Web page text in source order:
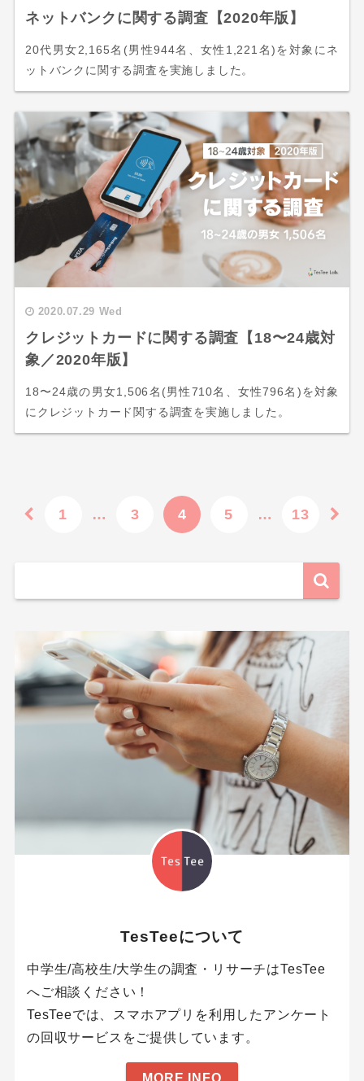
ネットバンクに関する調査【2020年版】
20代男女2,165名(男性944名、女性1,221名)を対象にネ
ットバンクに関する調査を実施しました。
2020.07.29 Wed
クレジットカードに関する調査【18〜24歳対
象／2020年版】
18〜24歳の男女1,506名(男性710名、女性796名)を対象
にクレジットカード関する調査を実施しました。
1 … 3 4 5 … 13
TesTeeについて
中学生/高校生/大学生の調査・リサーチはTesTee
へご相談ください！
TesTeeでは、スマホアプリを利用したアンケート
の回収サービスをご提供しています。
MORE INFO